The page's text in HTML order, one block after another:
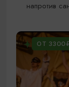
напротив
ОТ